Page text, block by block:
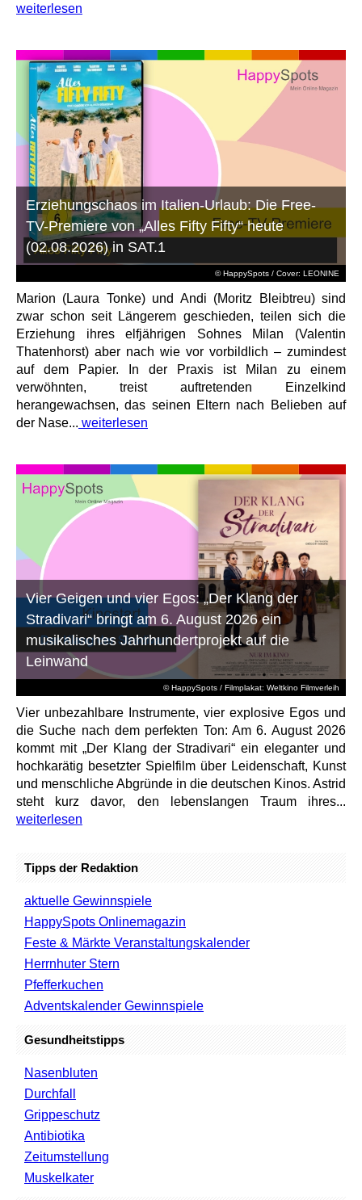
weiterlesen
© HappySpots / Cover: LEONINE
Erziehungschaos im Italien-Urlaub: Die Free-
TV-Premiere von „Alles Fifty Fifty“ heute
(02.08.2026) in SAT.1
Marion (Laura Tonke) und Andi (Moritz Bleibtreu) sind
zwar schon seit Längerem geschieden, teilen sich die
Erziehung ihres elfjährigen Sohnes Milan (Valentin
Thatenhorst) aber nach wie vor vorbildlich – zumindest
auf dem Papier. In der Praxis ist Milan zu einem
verwöhnten, treist auftretenden Einzelkind
herangewachsen, das seinen Eltern nach Belieben auf
der Nase... weiterlesen
© HappySpots / Filmplakat: Weltkino Filmverleih
Vier Geigen und vier Egos: „Der Klang der
Stradivari“ bringt am 6. August 2026 ein
musikalisches Jahrhundertprojekt auf die
Leinwand
Vier unbezahlbare Instrumente, vier explosive Egos und
die Suche nach dem perfekten Ton: Am 6. August 2026
kommt mit „Der Klang der Stradivari“ ein eleganter und
hochkarätig besetzter Spielfilm über Leidenschaft, Kunst
und menschliche Abgründe in die deutschen Kinos. Astrid
steht kurz davor, den lebenslangen Traum ihres...
weiterlesen
Tipps der Redaktion
aktuelle Gewinnspiele
HappySpots Onlinemagazin
Feste & Märkte Veranstaltungskalender
Herrnhuter Stern
Pfefferkuchen
Adventskalender Gewinnspiele
Gesundheitstipps
Nasenbluten
Durchfall
Grippeschutz
Antibiotika
Zeitumstellung
Muskelkater